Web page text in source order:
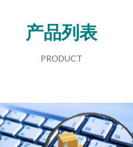
产品列表
PRODUCT